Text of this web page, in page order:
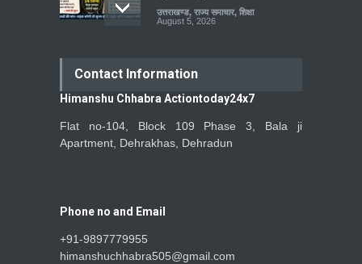
उत्तराखण्ड, राज्य समाचार, शिक्षा
August 5, 2026
Contact Information
Himanshu Chhabra Actiontoday24x7
Flat no-104, Block 109 Phase 3, Bala ji
Apartment, Dehrakhas, Dehradun
Phone no and Email
+91-9897779955
himanshuchhabra505@gmail.com